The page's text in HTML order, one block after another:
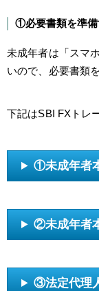
①必要書類を準備
未成年者は「スマ
いので、必要書類
下記はSBI FXトレ
①未成年者
②未成年者
③法定代理